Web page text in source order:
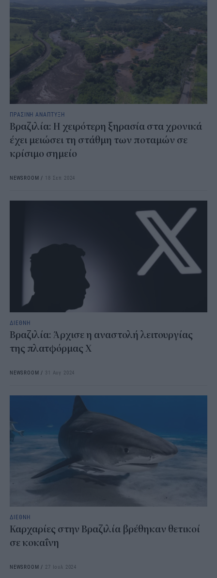
ΠΡΑΣΙΝΗ ΑΝΑΠΤΥΞΗ
Βραζιλία: Η χειρότερη ξηρασία στα χρονικά
έχει μειώσει τη στάθμη των ποταμών σε
κρίσιμο σημείο
NEWSROOM / 18 Σεπ 2024
ΔΙΕΘΝΗ
Βραζιλία: Άρχισε η αναστολή λειτουργίας
της πλατφόρμας X
NEWSROOM / 31 Αυγ 2024
ΔΙΕΘΝΗ
Καρχαρίες στην Βραζιλία βρέθηκαν θετικοί
σε κοκαΐνη
NEWSROOM / 27 Ιουλ 2024